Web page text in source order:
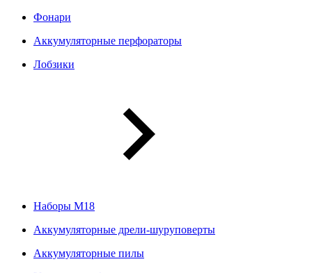
Фонари
Аккумуляторные перфораторы
Лобзики
Наборы М18
Аккумуляторные дрели-шуруповерты
Аккумуляторные пилы